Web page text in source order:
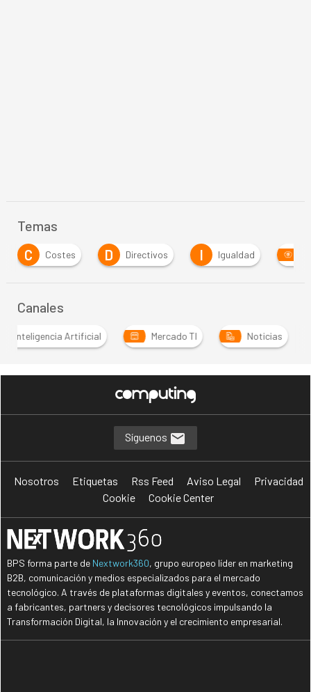
Temas
D
Directivos I Igualdad Inteligencia Artificial
Canales
Inteligencia Artificial Mercado TI Noticias
Síguenos
Nosotros Etiquetas Rss Feed Aviso Legal
Privacidad
Cookie
Cookie Center
BPS forma parte de Nextwork360, grupo europeo líder en marketing
B2B, comunicación y medios especializados para el mercado
tecnológico. A través de plataformas digitales y eventos, conectamos
a fabricantes, partners y decisores tecnológicos impulsando la
Transformación Digital, la Innovación y el crecimiento empresarial.